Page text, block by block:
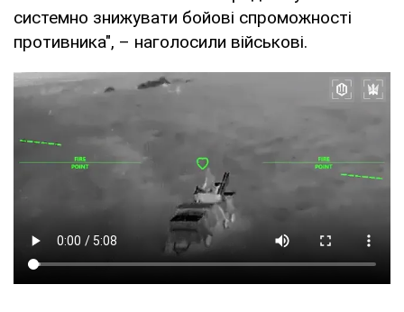
системно знижувати бойові спроможності
противника", – наголосили військові.